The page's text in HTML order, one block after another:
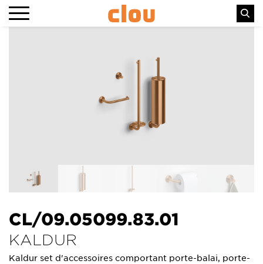
CL/09.05099.83.01
KALDUR
Kaldur set d'accessoires comportant porte-balai, porte-